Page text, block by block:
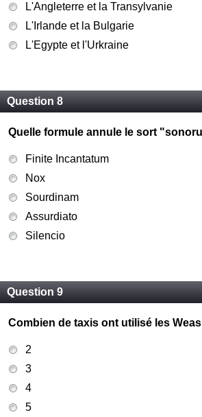
L'Angleterre et la Transylvanie
L'Irlande et la Bulgarie
L'Egypte et l'Urkraine
Question 8
Quelle formule annule le sort
Finite Incantatum
Nox
Sourdinam
Assurdiato
Silencio
Question 9
Combien de taxis ont utilisé les
2
3
4
5